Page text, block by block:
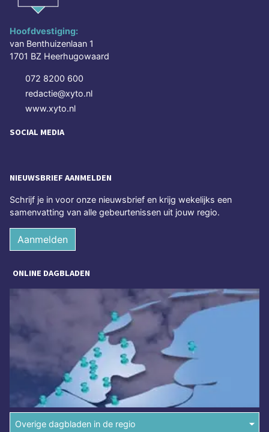
Hoofdvestiging:
van Benthuizenlaan 1
1701 BZ Heerhugowaard
072 8200 600
redactie@xyto.nl
www.xyto.nl
SOCIAL MEDIA
NIEUWSBRIEF AANMELDEN
Schrijf je in voor onze nieuwsbrief en krijg wekelijks een
samenvatting van alle gebeurtenissen uit jouw regio.
Aanmelden
ONLINE DAGBLADEN
Overige dagbladen in de regio